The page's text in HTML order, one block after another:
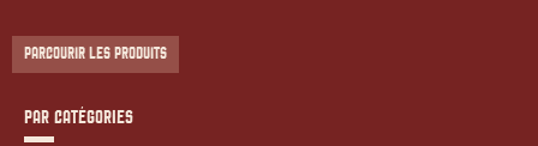
PARCOURIR LES PRODUITS
PAR CATÉGORIES